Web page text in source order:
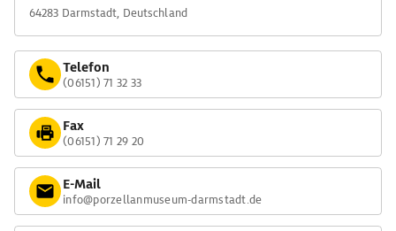
64283 Darmstadt, Deutschland
Telefon
(06151) 71 32 33
Fax
(06151) 71 29 20
E-Mail
info@porzellanmuseum-darmstadt.de